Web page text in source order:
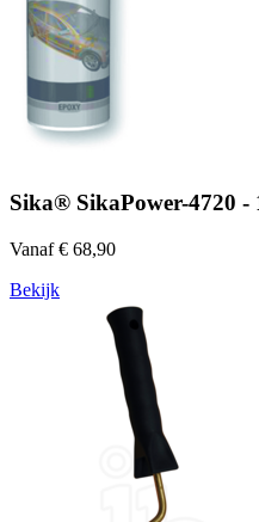
Sika® SikaPower-4720 -
Vanaf € 68,90
Bekijk